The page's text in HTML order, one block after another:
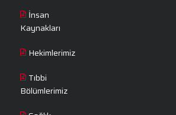
İnsan
Kaynakları
Hekimlerimiz
Tıbbi
Bölümlerimiz